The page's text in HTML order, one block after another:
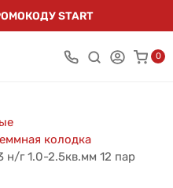
START
0
колодка
г 1.0-2.5кв.мм 12 пар